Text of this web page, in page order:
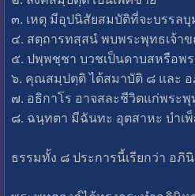
๓. เหตุ มีอุปนิสัยสมบัติที่จะบรรลบุ
๔. สตฺถารทสฺสนํ พบพระพุทธเจ้า
๕. ปพฺพชฺชา บวชเป็นดาบสหรือพ
๖. คุณสมฺปตฺติ ได้สมาบัติ ๘ และ
๗. อธิกาโร อาจสละชีวิตแก่พระพุ
๘. ฉนฺทตา มีฉันทะ อุตสาหะ บำเ
ธรรมทั้ง ๘ ประการนี้เรียกว่า อภิ